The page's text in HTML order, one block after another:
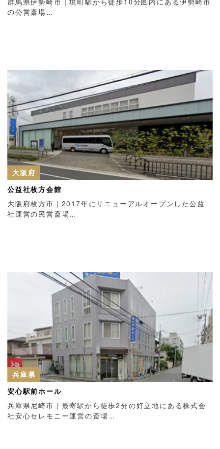
の公営斎場…
大阪府
公益社枚方会館
大阪府枚方市｜2017年にリニューアルオープンした公益
社運営の民営斎場…
兵庫県
安心駅前ホール
兵庫県尼崎市｜最寄駅から徒歩2分の好立地にある株式会
社安心セレモニー運営の斎場…